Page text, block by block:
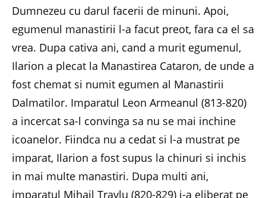
Dumnezeu cu darul facerii de minuni. Apoi,
egumenul manastirii l-a facut preot, fara ca el sa
vrea. Dupa cativa ani, cand a murit egumenul,
Ilarion a plecat la Manastirea Cataron, de unde a
fost chemat si numit egumen al Manastirii
Dalmatilor. Imparatul Leon Armeanul (813-820)
a incercat sa-l convinga sa nu se mai inchine
icoanelor. Fiindca nu a cedat si l-a mustrat pe
imparat, Ilarion a fost supus la chinuri si inchis
in mai multe manastiri. Dupa multi ani,
imparatul Mihail Travlu (820-829) i-a eliberat pe